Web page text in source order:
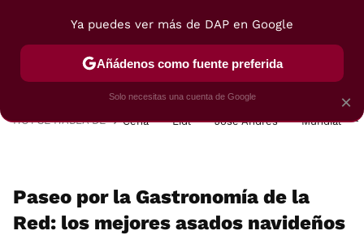
POSTRES VIAJES SELECCIÓN VEGUI
HOY SE HABLA DE Cena Lidl José Andrés Mundial
Paseo por la Gastronomía de la
Red: los mejores asados navideños
×
Ya puedes ver más de DAP en Google
Añádenos como fuente preferida
Solo necesitas una cuenta de Google